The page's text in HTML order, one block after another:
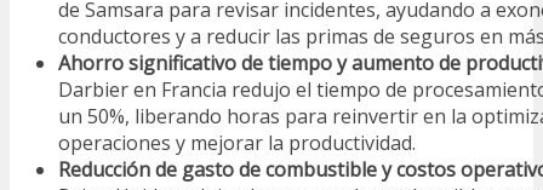
de Samsara para revisar incidentes, ayudando a
conductores y a reducir las primas de seguros en
Ahorro significativo de tiempo y aumento de
Darbier en Francia redujo el tiempo de
un 50%, liberando horas para reinvertir en la
operaciones y mejorar la productividad.
Reducción de gasto de combustible y costos